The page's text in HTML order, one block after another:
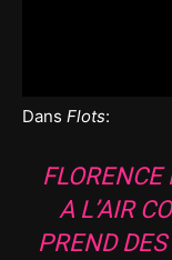
Dans Flots:
A L’AIR
PREND